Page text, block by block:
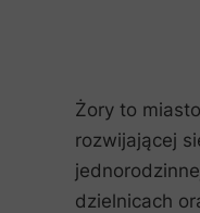
Żory to
rozwijającej
dzielnicach